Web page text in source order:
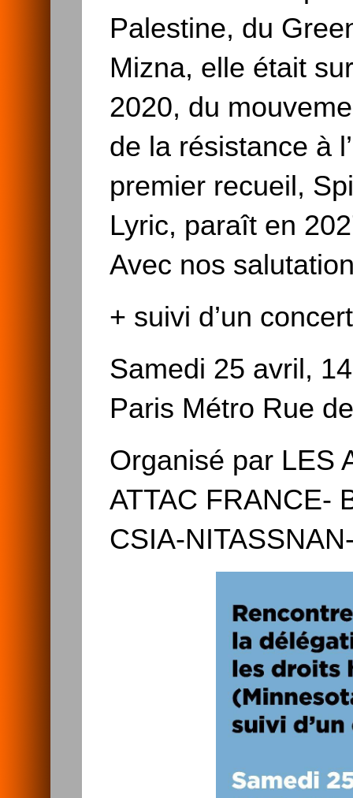
Palestine, du
Mizna, elle était
2020, du
de la résistance à
premier recueil,
Lyric, paraît en
Avec nos
+ suivi d’un
Samedi 25 avril,
Paris Métro Rue
Organisé par LES
ATTAC FRANCE-
CSIA-